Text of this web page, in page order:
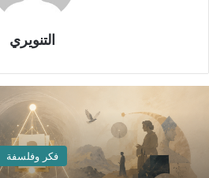
التنويري
فكر وفلسفة